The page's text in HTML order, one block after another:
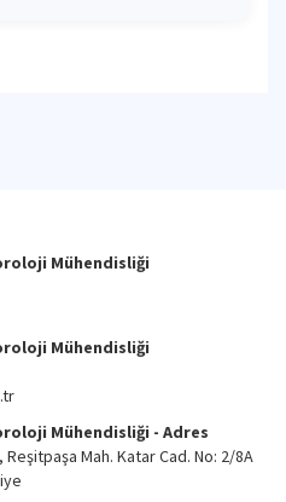
Mühendisliği
Mühendisliği
Mühendisliği - Adres
Mah. Katar Cad. No: 2/8A